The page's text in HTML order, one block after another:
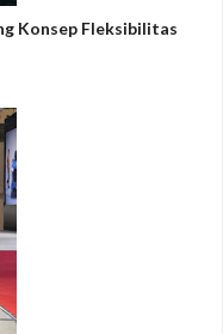
Konsep Fleksibilitas